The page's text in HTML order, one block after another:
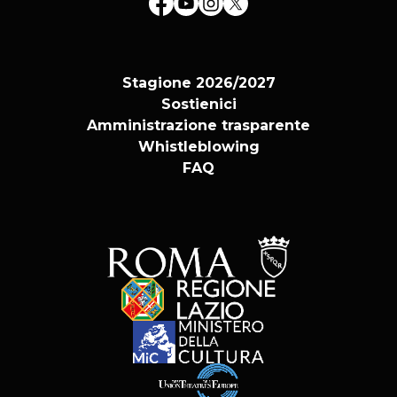
Stagione 2026/2027
Sostienici
Amministrazione trasparente
Whistleblowing
FAQ